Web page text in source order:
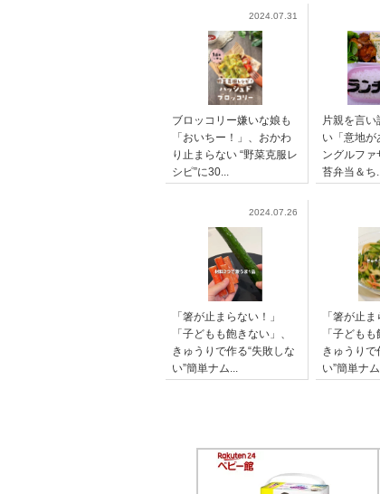
2024.07.31
ブロッコリー嫌いな娘も
「おいちー！」、おかわ
り止まらない “野菜克服レ
シピ”に30...
片親を言い
い「意地が
ングルファ
苔弁当＆ち
2024.07.26
「箸が止まらない！」
「子どもも飽きない」、
きゅうりで作る“失敗しな
い”簡単ナム...
「箸が止ま
「子どもも
きゅうりで
い”簡単ナ